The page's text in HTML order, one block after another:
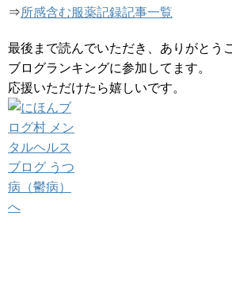
⇒所感含む服薬記録記事一覧
最後まで読んでいただき、ありがとう
ブログランキングに参加してます。
応援いただけたら嬉しいです。